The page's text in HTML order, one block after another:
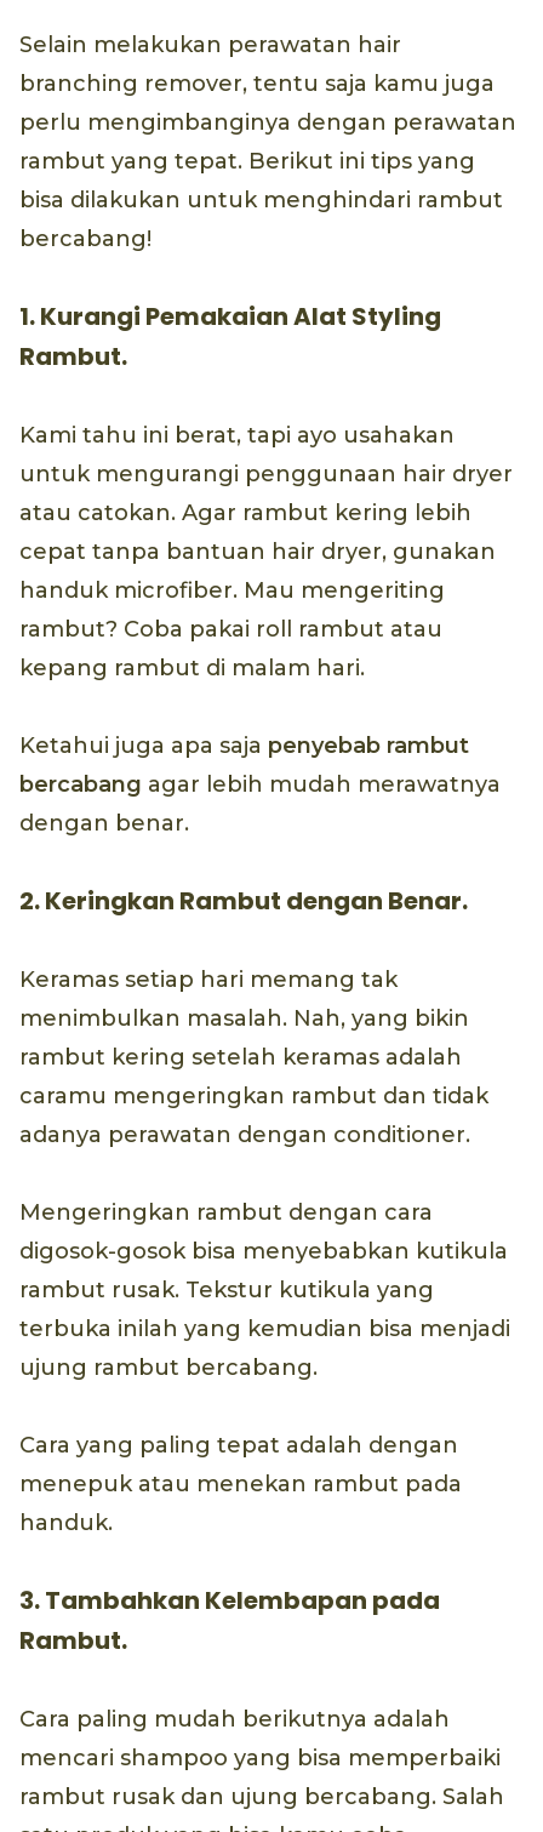
Selain melakukan perawatan hair
branching remover, tentu saja kamu juga
perlu mengimbanginya dengan perawatan
rambut yang tepat. Berikut ini tips yang
bisa dilakukan untuk menghindari rambut
bercabang!
1. Kurangi Pemakaian Alat Styling
Rambut.
Kami tahu ini berat, tapi ayo usahakan
untuk mengurangi penggunaan hair dryer
atau catokan. Agar rambut kering lebih
cepat tanpa bantuan hair dryer, gunakan
handuk microfiber. Mau mengeriting
rambut? Coba pakai roll rambut atau
kepang rambut di malam hari.
Ketahui juga apa saja penyebab rambut
bercabang agar lebih mudah merawatnya
dengan benar.
2. Keringkan Rambut dengan Benar.
Keramas setiap hari memang tak
menimbulkan masalah. Nah, yang bikin
rambut kering setelah keramas adalah
caramu mengeringkan rambut dan tidak
adanya perawatan dengan conditioner.
Mengeringkan rambut dengan cara
digosok-gosok bisa menyebabkan kutikula
rambut rusak. Tekstur kutikula yang
terbuka inilah yang kemudian bisa menjadi
ujung rambut bercabang.
Cara yang paling tepat adalah dengan
menepuk atau menekan rambut pada
handuk.
3. Tambahkan Kelembapan pada
Rambut.
Cara paling mudah berikutnya adalah
mencari shampoo yang bisa memperbaiki
rambut rusak dan ujung bercabang. Salah